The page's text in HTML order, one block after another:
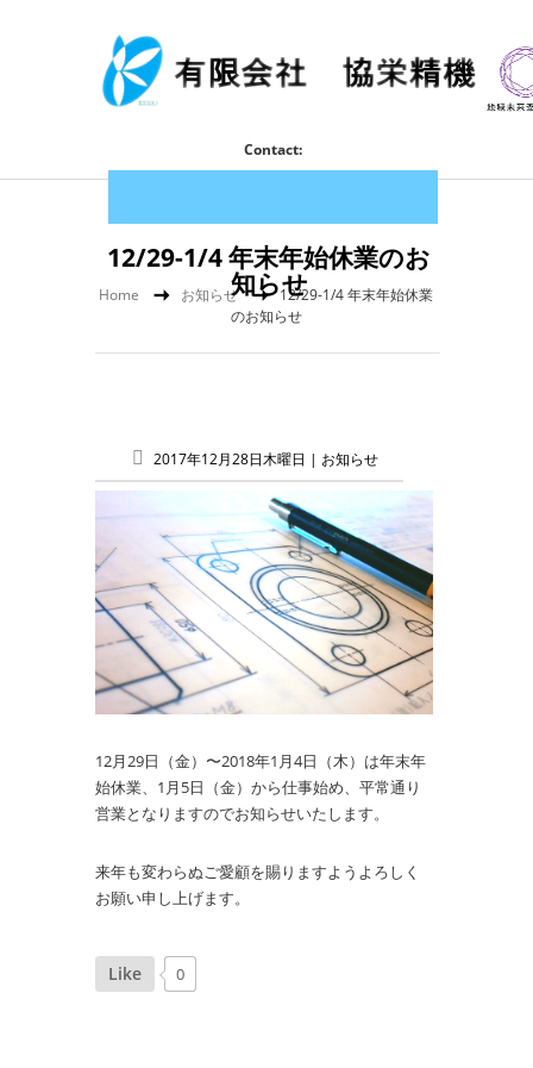
Contact:
Home お知らせ
12/29-1/4 年末年始休業
のお知らせ
12/29-1/4 年末年始休業のお
知らせ
2017年12月28日木曜日 | お知らせ
12月29日（金）〜2018年1月4日（木）は年末年
始休業、1月5日（金）から仕事始め、平常通り
営業となりますのでお知らせいたします。
来年も変わらぬご愛顧を賜りますようよろしく
お願い申し上げます。
Like 0